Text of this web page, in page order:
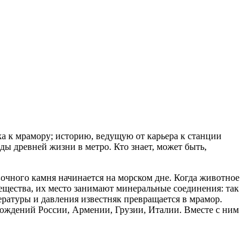
к мрамору; историю, ведущую от карьера к станции
древней жизни в метро. Кто знает, может быть,
камня начинается на морском дне. Когда животное
их место занимают минеральные соединения: так
и давления известняк превращается в мрамор.
России, Армении, Грузии, Италии. Вместе с ним